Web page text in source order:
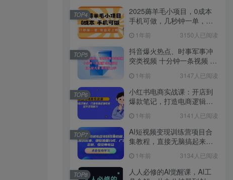
2025薅羊毛小项目，0成本
手机可做，几秒钟一单，收
1年前 3150人已阅读
TOP4
抖音爆火热点、时事军事冲
突类视频 十分钟一条视频 条
手 1年前 3147人已阅读
TOP5
小红书电商实战课：开店到
爆款笔记，打造电商逻辑体
1年前 3141人已阅读
TOP6
AI短视频变现训练营项目合
集教程，直接无脑搞起来，
制、收徒等收益
1年前 3134人已阅读
TOP7
人人必修的Al觉醒课，AI工
TOP8